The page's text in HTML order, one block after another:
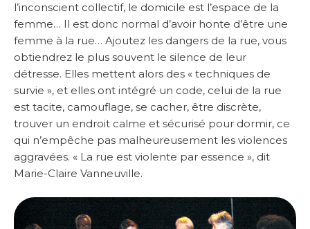
l’inconscient collectif, le domicile est l’espace de la
femme… Il est donc normal d’avoir honte d’être une
femme à la rue… Ajoutez les dangers de la rue, vous
obtiendrez le plus souvent le silence de leur
détresse. Elles mettent alors des « techniques de
survie », et elles ont intégré un code, celui de la rue
est tacite, camouflage, se cacher, être discrète,
trouver un endroit calme et sécurisé pour dormir, ce
qui n’empêche pas malheureusement les violences
aggravées. « La rue est violente par essence », dit
Marie-Claire Vanneuville.